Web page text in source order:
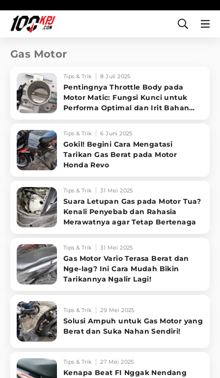
Gas Motor
Tips & Trik 8 Juli 2025
Pentingnya Throttle Body pada
Motor Matic: Fungsi Kunci untuk
Performa Optimal dan Irit Bahan
Tips & Trik 6 Juni 2025
Gokil! Begini Cara Mengatasi
Tarikan Gas Berat pada Motor
Honda Revo
Tips & Trik 31 Mei 2025
Suara Letupan Gas pada Motor Tua?
Kenali Penyebab dan Rahasia
Merawatnya agar Tetap Bertenaga
Tips & Trik 31 Mei 2025
Gas Motor Vario Terasa Berat dan
Nge-lag? Ini Cara Mudah Bikin
Tarikannya Ngalir Lagi!
Tips & Trik 29 Mei 2025
Solusi Ampuh untuk Gas Motor yang
Berat dan Suka Nahan Sendiri!
Tips & Trik 27 Mei 2025
Kenapa Beat FI Nggak Nendang